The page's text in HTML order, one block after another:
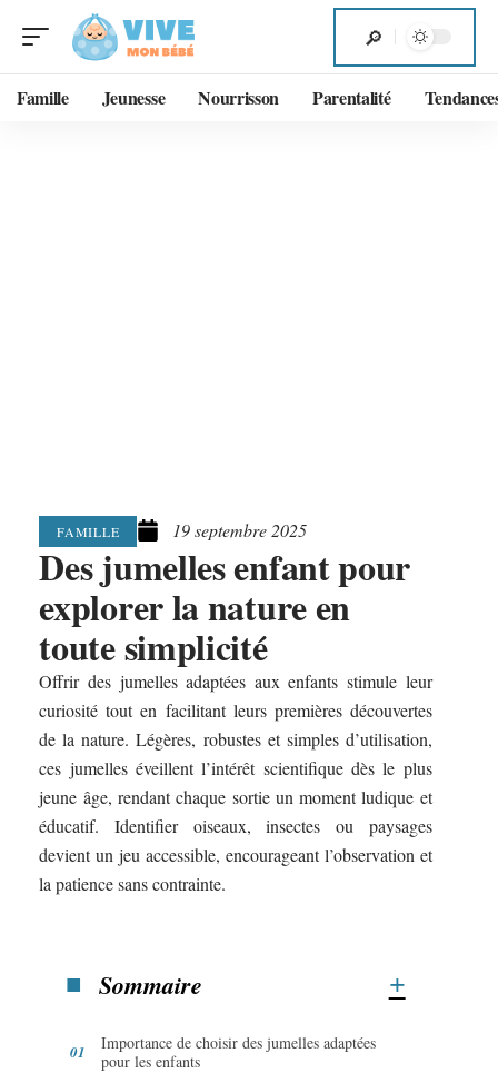
Famille Jeunesse Nourrisson Parentalité
FAMILLE 19 septembre 2025
Des jumelles enfant pour
explorer la nature en
toute simplicité
Offrir des jumelles adaptées aux enfants stimule leur
curiosité tout en facilitant leurs premières découvertes
de la nature. Légères, robustes et simples d’utilisation,
ces jumelles éveillent l’intérêt scientifique dès le plus
jeune âge, rendant chaque sortie un moment ludique et
éducatif. Identifier oiseaux, insectes ou paysages
devient un jeu accessible, encourageant l’observation et
la patience sans contrainte.
Sommaire
Importance de choisir des jumelles adaptées
pour les enfants